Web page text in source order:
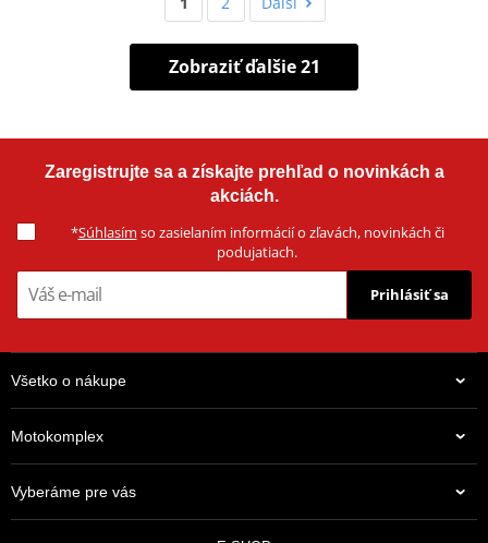
Zobraziť ďalšie 21
Zaregistrujte sa a získajte prehľad o novinkách a
akciách.
*Súhlasím so zasielaním informácií o zľavách, novinkách či
podujatiach.
Prihlásiť sa
Všetko o nákupe
Motokomplex
Vyberáme pre vás